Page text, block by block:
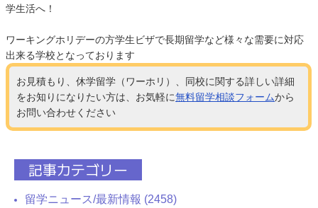
学生活へ！
ワーキングホリデーの方学生ビザで長期留学など様々な需要に対応
出来る学校となっております
お見積もり、休学留学（ワーホリ）、同校に関する詳しい詳細
をお知りになりたい方は、お気軽に無料留学相談フォームから
お問い合わせください
記事カテゴリー
留学ニュース/最新情報 (2458)